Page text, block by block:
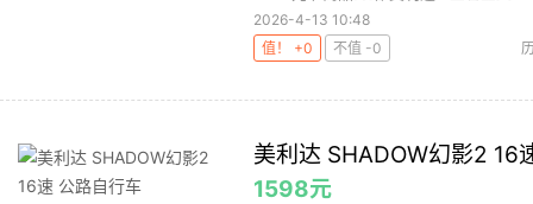
2026-4-13 10:48
值！ +0
不值 -0
美利达 SHADOW幻影2
1598元